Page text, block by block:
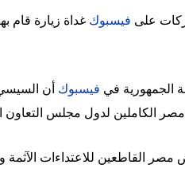
على فيسبوك غداة زيارة
الجمهورية في فيسبوك أن
الكاملين لدول مجلس التعاون
مصر القاطعين للاعتداءات